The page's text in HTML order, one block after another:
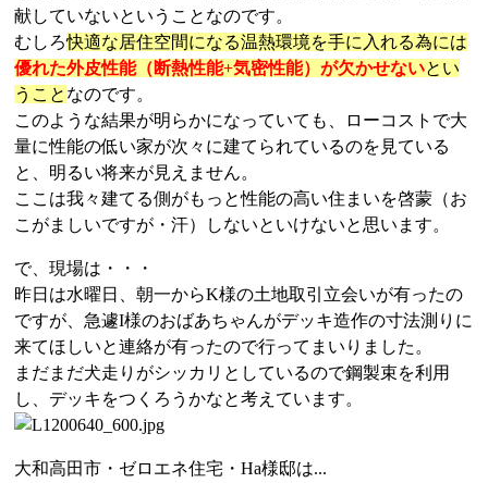
献していないということなのです。
むしろ快適な居住空間になる温熱環境を手に入れる為には
優れた外皮性能（断熱性能+気密性能）が欠かせないとい
うこと なのです。
このような結果が明らかになっていても、ローコストで大
量に性能の低い家が次々に建てられているのを見ている
と、明るい将来が見えません。
ここは我々建てる側がもっと性能の高い住まいを啓蒙（お
こがましいですが・汗）しないといけないと思います。
で、現場は・・・
昨日は水曜日、朝一からK様の土地取引立会いが有ったの
ですが、急遽I様のおばあちゃんがデッキ造作の寸法測りに
来てほしいと連絡が有ったので行ってまいりました。
まだまだ犬走りがシッカリとしているので鋼製束を利用
し、デッキをつくろうかなと考えています。
大和高田市・ゼロエネ住宅・Ha様邸は...